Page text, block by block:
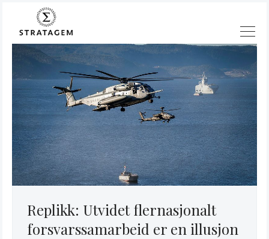
Søk
Stratagem
Replikk: Utvidet flernasjonalt
forsvarssamarbeid er en illusjon